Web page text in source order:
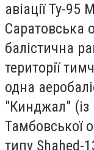
авіації Ту-
Саратовська
балістична
території
одна
"Кинджал" (із
Тамбовської
типу Shahed-